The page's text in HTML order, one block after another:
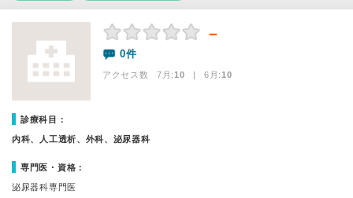
－
0件
アクセス数 7月:10 | 6月:10
診療科目：
内科、人工透析、外科、泌尿器科
専門医・資格：
泌尿器科専門医